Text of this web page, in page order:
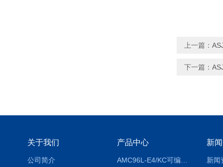
上一篇：
下一篇：
关于我们
公司简介
产品中心 新
新闻